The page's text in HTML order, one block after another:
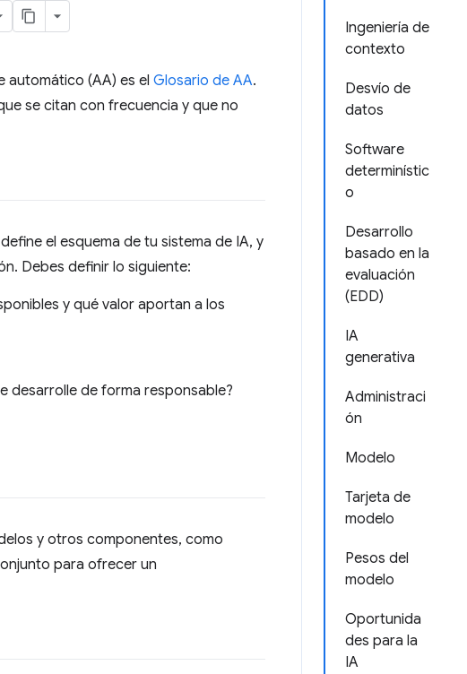
Ingeniería de
contexto
Desvío de
datos
Software
determinístic
o
Desarrollo
basado en la
evaluación
(EDD)
IA
generativa
Administraci
ón
Modelo
Tarjeta de
modelo
Pesos del
modelo
Oportunida
des para la
IA
automático (AA) es el Glosario de AA.
se citan con frecuencia y que no
el esquema de tu sistema de IA, y
Debes definir lo siguiente:
y qué valor aportan a los
desarrolle de forma responsable?
y otros componentes, como
para ofrecer un